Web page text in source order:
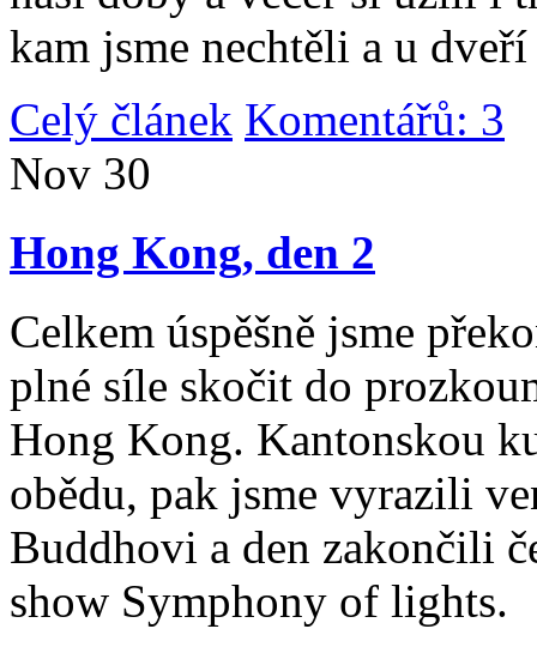
kam jsme nechtěli a u
Celý článek Komentářů: 3
Nov 30
Hong Kong, den 2
Celkem úspěšně jsme
plné síle skočit do
Hong Kong. Kantonskou
obědu, pak jsme vyrazili
Buddhovi a den zakončili
show Symphony of lights.